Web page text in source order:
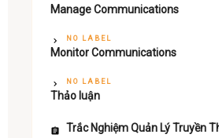
Manage Communications
NO LABEL
Monitor Communications
NO LABEL
Thảo luận
Trắc Nghiệm Quản Lý Truyền